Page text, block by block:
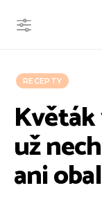
RECEPTY
už
ani